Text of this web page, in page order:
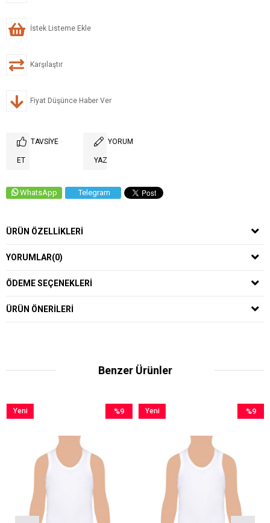
İstek Listeme Ekle
Karşılaştır
Fiyat Düşünce Haber Ver
TAVSIYE
ET
YORUM
YAZ
WhatsApp Telegram
ÜRÜN ÖZELLIKLERI
YORUMLAR(0)
ÖDEME SEÇENEKLERI
ÜRÜN ÖNERILERI
Benzer Ürünler
%9
Yeni
%9
Yeni